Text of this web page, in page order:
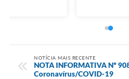
NOTÍCIA MAIS RECENTE
NOTA INFORMATIVA Nº
Coronavírus/COVID-19